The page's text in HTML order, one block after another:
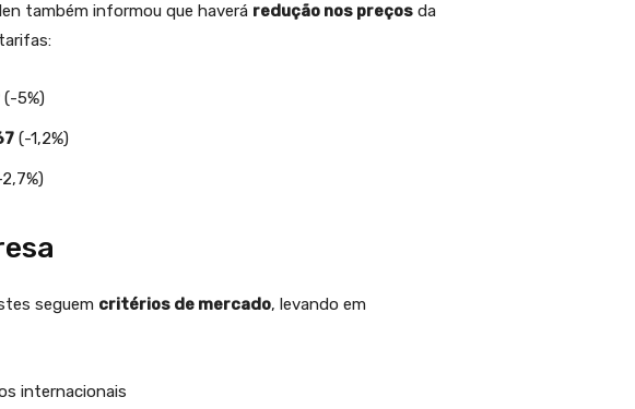
também informou que haverá redução nos preços da
(-5%)
(-1,2%)
seguem critérios de mercado, levando em
internacionais